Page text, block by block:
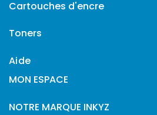
Cartouches d'encre
Toners
Aide
MON ESPACE
NOTRE MARQUE INKYZ